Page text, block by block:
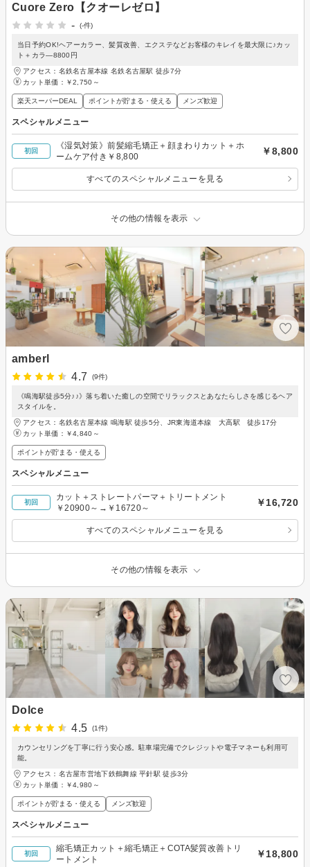
Cuore Zero【クオーレゼロ】
-
(-件)
当日予約OK!ヘアーカラー、髪質改善、エクステなどお客様のキレイを最大限に♪カッ
ト＋カラ―8800円
アクセス：名鉄名古屋本線 名鉄名古屋駅 徒歩7分
カット単価： ￥2,750～
楽天スーパーDEAL ポイントが貯まる・使える メンズ歓迎
スペシャルメニュー
初回
《湿気対策》前髪縮毛矯正＋顔まわりカット＋ホ
ームケア付き￥8,800
￥8,800
すべてのスペシャルメニューを見る
その他の情報を表示
amberl
4.7
(9件)
《鳴海駅徒歩5分♪♪》落ち着いた癒しの空間でリラックスとあなたらしさを感じるヘア
スタイルを。
アクセス：名鉄名古屋本線 鳴海駅 徒歩5分、JR東海道本線 大高駅 徒歩17分
カット単価： ￥4,840～
ポイントが貯まる・使える
スペシャルメニュー
初回
カット＋ストレートパーマ＋トリートメント
￥20900～→￥16720～
￥16,720
すべてのスペシャルメニューを見る
その他の情報を表示
Dolce
4.5
(1件)
カウンセリングを丁寧に行う安心感。駐車場完備でクレジットや電子マネーも利用可
能。
アクセス：名古屋市営地下鉄鶴舞線 平針駅 徒歩3分
カット単価： ￥4,980～
ポイントが貯まる・使える メンズ歓迎
スペシャルメニュー
初回
縮毛矯正カット＋縮毛矯正＋COTA髪質改善トリ
ートメント
￥18,800